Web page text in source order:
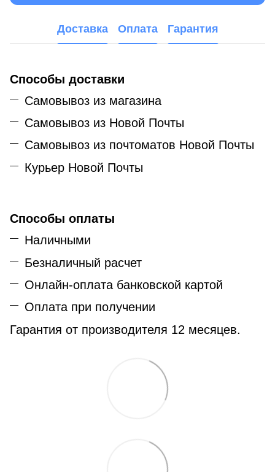
Доставка Оплата Гарантия
Способы доставки
Самовывоз из магазина
Самовывоз из Новой Почты
Самовывоз из почтоматов Новой Почты
Курьер Новой Почты
Способы оплаты
Наличными
Безналичный расчет
Онлайн-оплата банковской картой
Оплата при получении
Гарантия от производителя 12 месяцев.